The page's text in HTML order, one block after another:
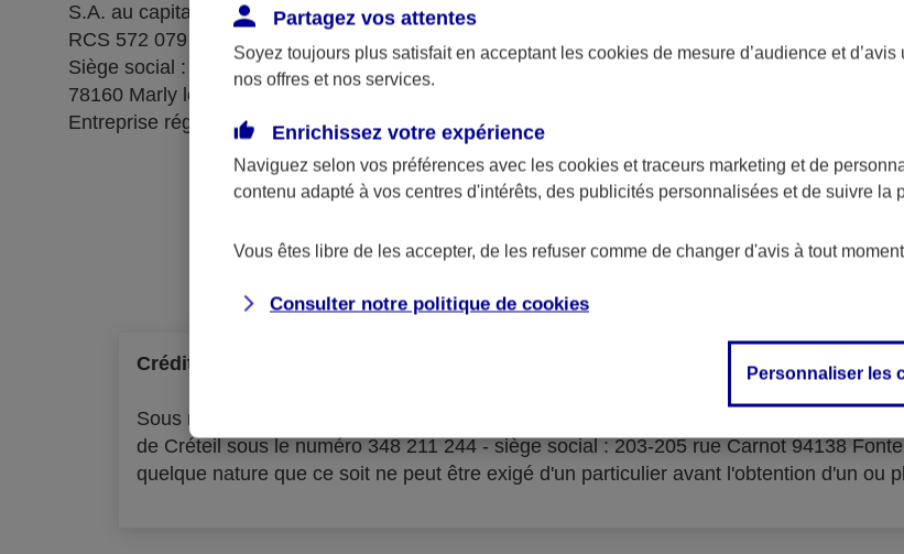
S.A. au capital de 14 627 854,68 €
RCS 572 079 150 Versailles
Siège social : 1, place Victorien Sardou
78160 Marly le Roi
Entreprise régie par le code des assurances
Réserves d'acceptation
Crédit à la consommation
Sous réserve d'acceptation par l'organisme prêteur : AXA Banque Financement – SA
de Créteil sous le numéro 348 211 244 - siège social : 203-205 rue Carnot 94138
quelque nature que ce soit ne peut être exigé d'un particulier avant l'obtention d'un ou
Partagez vos attentes
Soyez toujours plus satisfait en acceptant les cookies de mesure d’audience et
nos offres et nos services.
Enrichissez votre expérience
Naviguez selon vos préférences avec les cookies et traceurs marketing et de
contenu adapté à vos centres d'intérêts, des publicités personnalisées et de suivre la
Vous êtes libre de les accepter, de les refuser comme de changer d'avis à tout
Consulter notre politique de cookies
Personnaliser les